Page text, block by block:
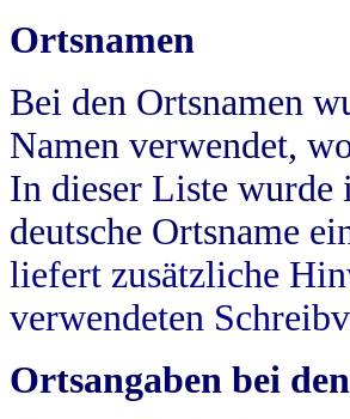
Ortsnamen
Bei den Ortsnamen
Namen verwendet,
In dieser Liste wurde
deutsche Ortsname
liefert zusätzliche
verwendeten
Ortsangaben bei